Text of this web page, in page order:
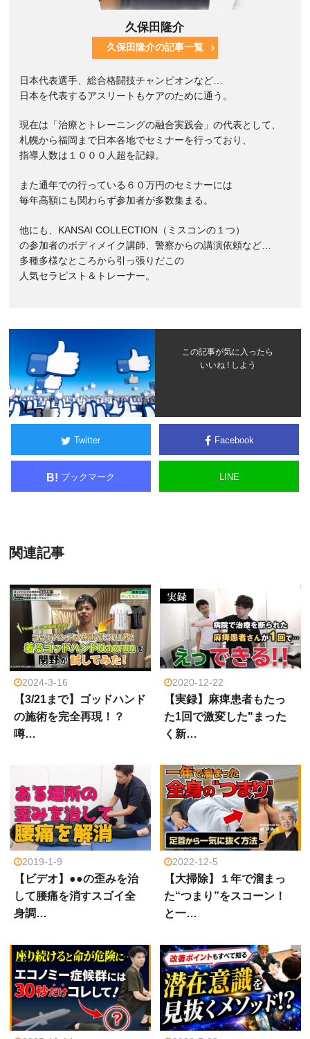
久保田隆介
久保田隆介の記事一覧
日本代表選手、総合格闘技チャンピオンなど…
日本を代表するアスリートもケアのために通う。
現在は「治療とトレーニングの融合実践会」の代表として、
札幌から福岡まで日本各地でセミナーを行っており、
指導人数は１０００人超を記録。
また通年での行っている６０万円のセミナーには
毎年高額にも関わらず参加者が多数集まる。
他にも、KANSAI COLLECTION（ミスコンの１つ）
の参加者のボディメイク講師、警察からの講演依頼など…
多種多様なところから引っ張りだこの
人気セラピスト＆トレーナー。
この記事が気に入ったら
いいね ! しよう
Twitter Facebook
B! ブックマーク LINE
関連記事
2024-3-16
【3/21まで】ゴッドハンド
の施術を完全再現！？
噂…
2020-12-22
【実録】麻痺患者もたっ
た1回で激変した"まった
く新…
2019-1-9
【ビデオ】●●の歪みを治
して腰痛を消すスゴイ全
身調…
2022-12-5
【大掃除】１年で溜まっ
た“つまり”をスコーン！
と一…